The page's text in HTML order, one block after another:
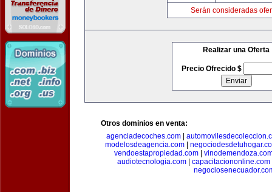
Serán consideradas
Realizar una Oferta
Precio Ofrecido $
Otros dominios en venta:
agenciadecoches.com
modelosdeagencia.com
vendoestapropiedad.com|
audiotecnologia.com
capacitaciononline.com